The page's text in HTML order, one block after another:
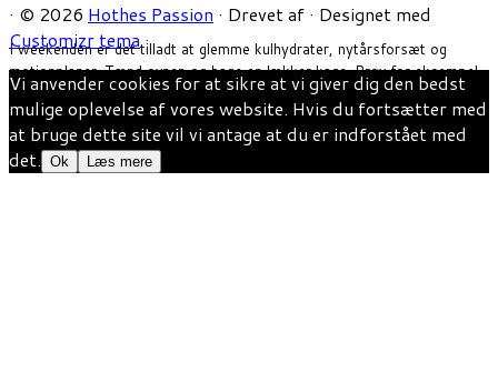
I weekenden er det tilladt at glemme kulhydrater, nytårsforsæt og
motionplaner. Tænd ovnen og bage en lækker kage. Prøv for eksempel
denne ananas og chokolade kage som med ananasjuicen giver kagen en
frisk smag og et pift af sommer. Ca. 1 time inkl. Bagning Ca. 20 stk. i
en […]
· © 2026 Hothes Passion · Drevet af · Designet med
Customizr tema ·
Vi anvender cookies for at sikre at vi giver dig den bedst
mulige oplevelse af vores website. Hvis du fortsætter med
at bruge dette site vil vi antage at du er indforstået med
det. Ok Læs mere